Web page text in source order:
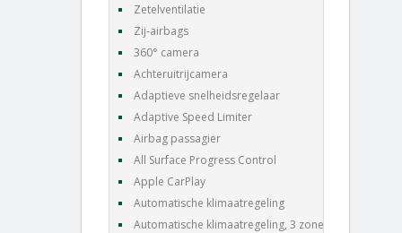
Zetelventilatie
Zij-airbags
360° camera
Achteruitrijcamera
Adaptieve snelheidsregelaar
Adaptive Speed Limiter
Airbag passagier
All Surface Progress Control
Apple CarPlay
Automatische klimaatregeling
Automatische klimaatregeling, 3 zones